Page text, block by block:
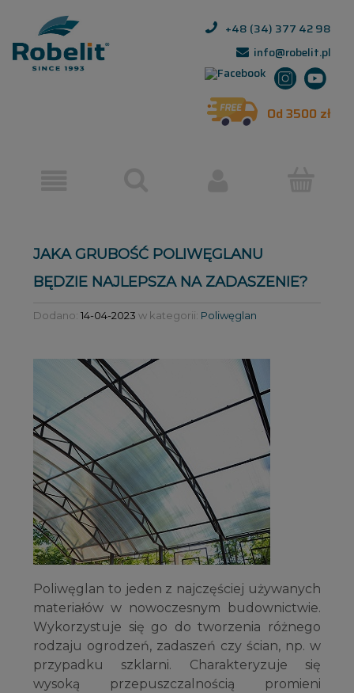
+48 (34) 377 42 98
info@robelit.pl
Od 3500 zł
JAKA GRUBOŚĆ POLIWĘGLANU
BĘDZIE NAJLEPSZA NA ZADASZENIE?
Dodano: 14-04-2023 w kategorii: Poliwęglan
Poliwęglan to jeden z najczęściej używanych
materiałów w nowoczesnym budownictwie.
Wykorzystuje się go do tworzenia różnego
rodzaju ogrodzeń, zadaszeń czy ścian, np. w
przypadku szklarni. Charakteryzuje się
wysoką przepuszczalnością promieni